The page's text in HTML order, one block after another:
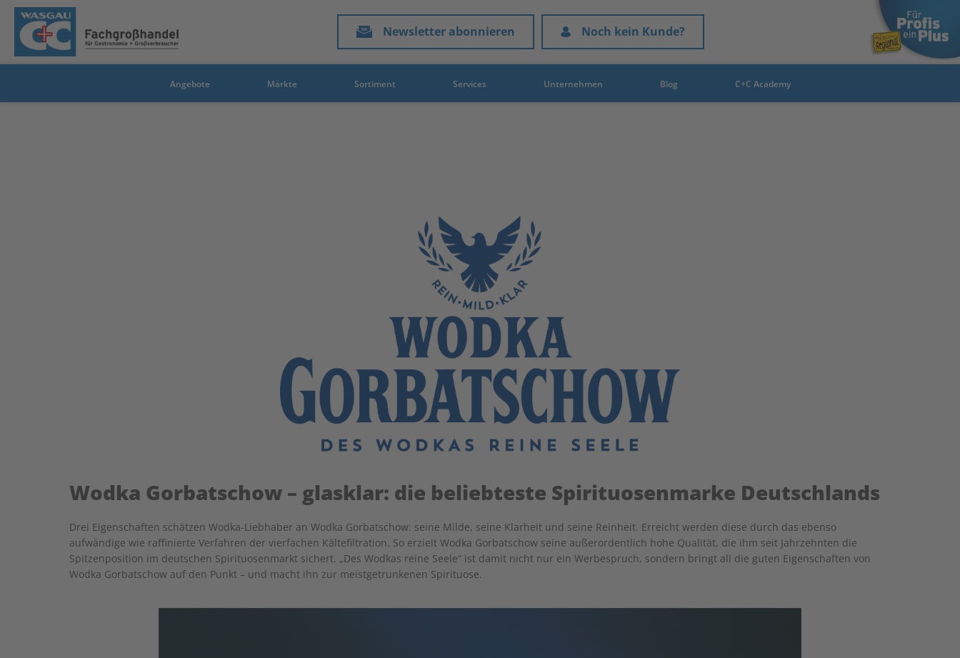
Newsletter abonnieren Noch kein Kunde?
Angebote Märkte Sortiment Services Unternehmen Blog C+C Academy
Wodka Gorbatschow – glasklar: die beliebteste Spirituosenmarke Deutschlands
Drei Eigenschaften schätzen Wodka-Liebhaber an Wodka Gorbatschow: seine Milde, seine Klarheit und seine Reinheit. Erreicht werden diese durch das ebenso
aufwändige wie raffinierte Verfahren der vierfachen Kältefiltration. So erzielt Wodka Gorbatschow seine außerordentlich hohe Qualität, die ihm seit Jahrzehnten die
Spitzenposition im deutschen Spirituosenmarkt sichert. „Des Wodkas reine Seele“ ist damit nicht nur ein Werbespruch, sondern bringt all die guten Eigenschaften von
Wodka Gorbatschow auf den Punkt – und macht ihn zur meistgetrunkenen Spirituose.